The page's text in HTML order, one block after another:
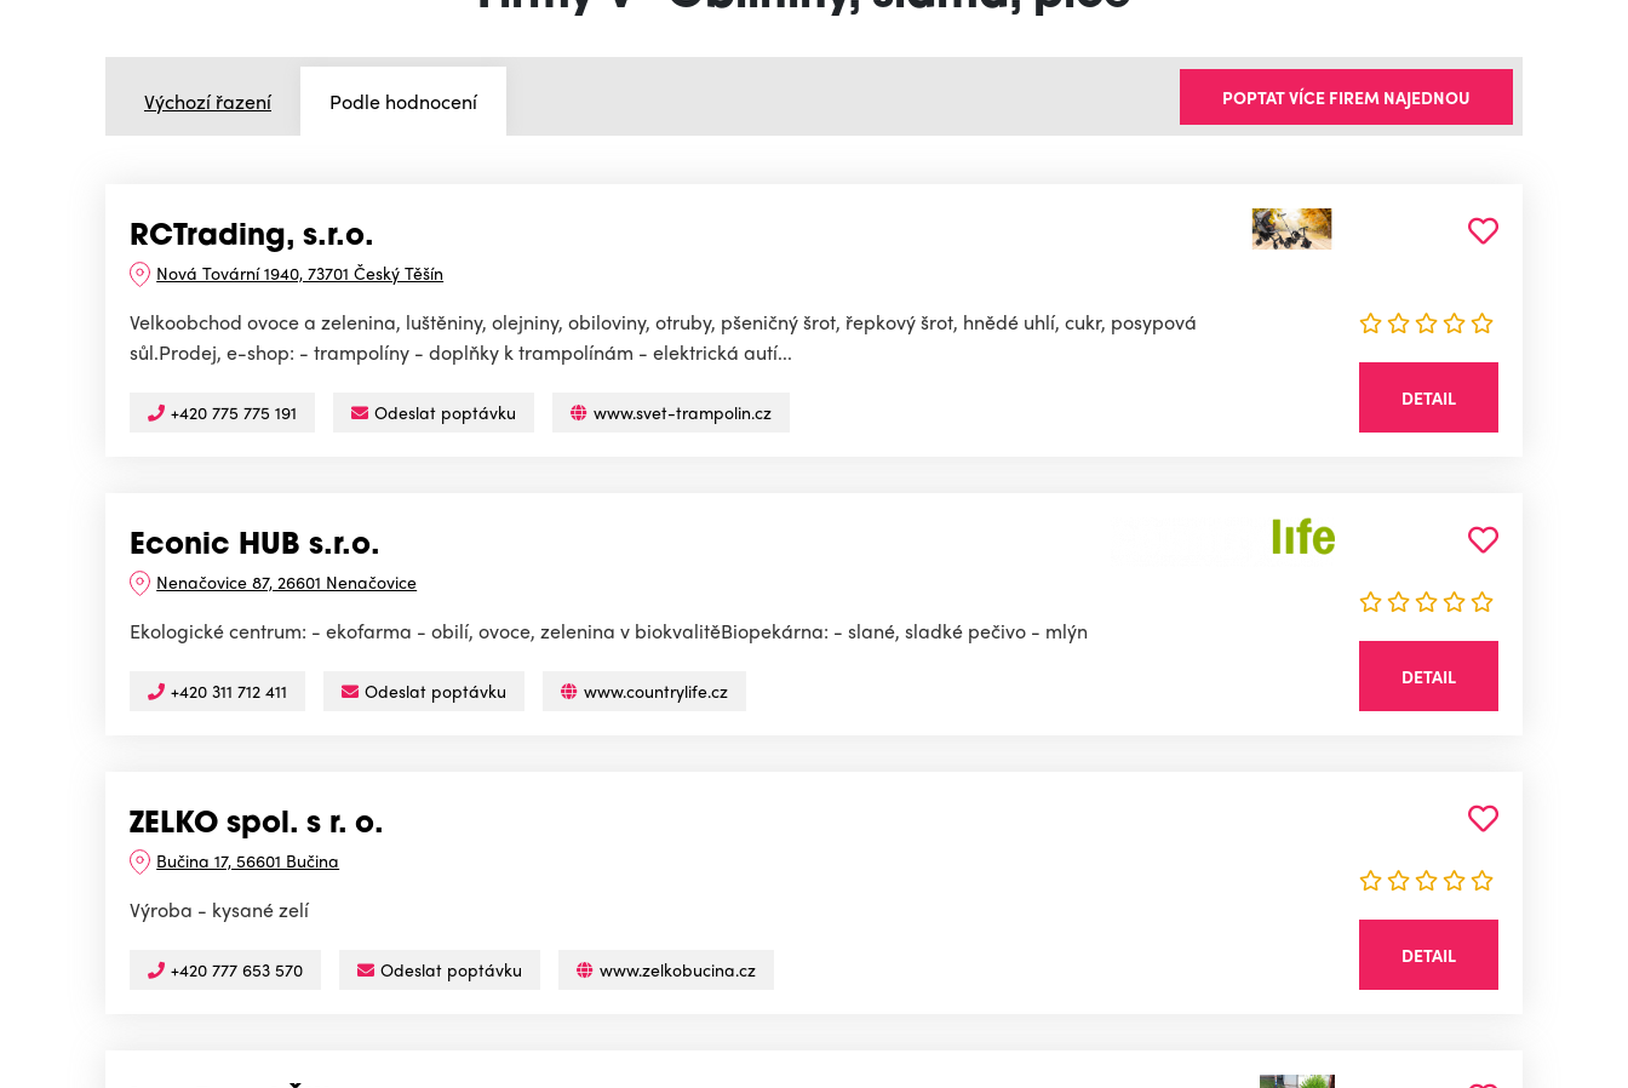
Výchozí řazení Podle hodnocení POPTAT VÍCE FIREM NAJEDNOU
RCTrading, s.r.o.
Nová Tovární 1940, 73701 Český Těšín
Velkoobchod ovoce a zelenina, luštěniny, olejniny, obiloviny, otruby, pšeničný šrot, řepkový šrot, hnědé uhlí, cukr, posypová
sůl.Prodej, e-shop: - trampolíny - doplňky k trampolínám - elektrická autí...
+420 775 775 191 Odeslat poptávku www.svet-trampolin.cz
DETAIL
Econic HUB s.r.o.
Nenačovice 87, 26601 Nenačovice
Ekologické centrum: - ekofarma - obilí, ovoce, zelenina v biokvalitěBiopekárna: - slané, sladké pečivo - mlýn
+420 311 712 411 Odeslat poptávku www.countrylife.cz
DETAIL
ZELKO spol. s r. o.
Bučina 17, 56601 Bučina
Výroba - kysané zelí
+420 777 653 570 Odeslat poptávku www.zelkobucina.cz
DETAIL